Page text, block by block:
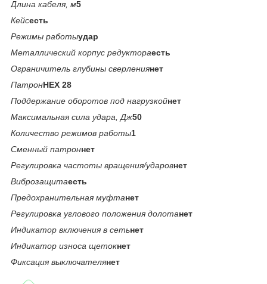
Длина кабеля, м5
Кейсесть
Режимы работыудар
Металлический корпус редуктораесть
Ограничитель глубины сверлениянет
ПатронHEX 28
Поддержание оборотов под нагрузкойнет
Максимальная сила удара, Дж50
Количество режимов работы1
Сменный патроннет
Регулировка частоты вращения/ударовнет
Виброзащитаесть
Предохранительная муфтанет
Регулировка углового положения долотанет
Индикатор включения в сетьнет
Индикатор износа щетокнет
Фиксация выключателянет